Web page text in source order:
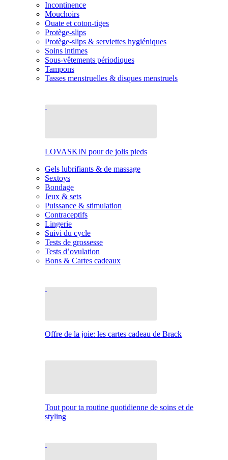
Incontinence
Mouchoirs
Ouate et coton-tiges
Protège-slips
Protège-slips & serviettes hygiéniques
Soins intimes
Sous-vêtements périodiques
Tampons
Tasses menstruelles & disques menstruels
LOVASKIN pour de jolis pieds
Gels lubrifiants & de massage
Sextoys
Bondage
Jeux & sets
Puissance & stimulation
Contraceptifs
Lingerie
Suivi du cycle
Tests de grossesse
Tests d’ovulation
Bons & Cartes cadeaux
Offre de la joie: les cartes cadeau de Brack
Tout pour ta routine quotidienne de soins et de
styling